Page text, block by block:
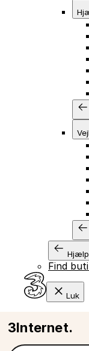
Hjælp
Find
Luk
3Internet.